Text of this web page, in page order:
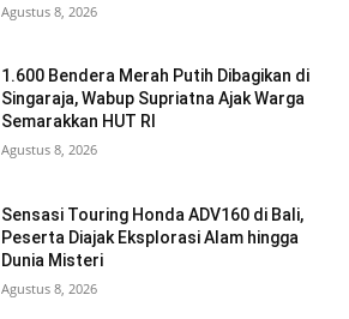
Agustus 8, 2026
1.600 Bendera Merah Putih Dibagikan di
Singaraja, Wabup Supriatna Ajak Warga
Semarakkan HUT RI
Agustus 8, 2026
Sensasi Touring Honda ADV160 di Bali,
Peserta Diajak Eksplorasi Alam hingga
Dunia Misteri
Agustus 8, 2026